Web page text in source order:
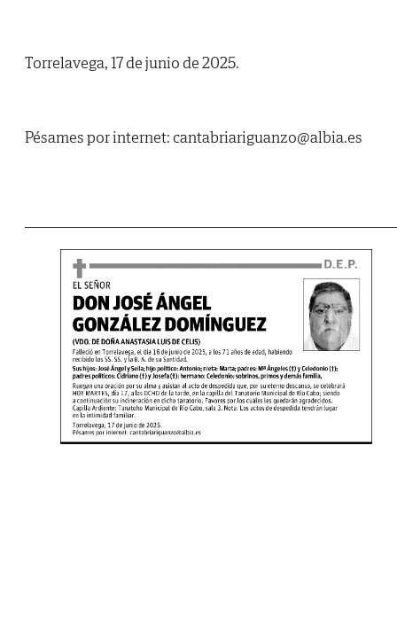
Torrelavega, 17 de junio de 2025.
Pésames por internet: cantabriariguanzo@albia.es